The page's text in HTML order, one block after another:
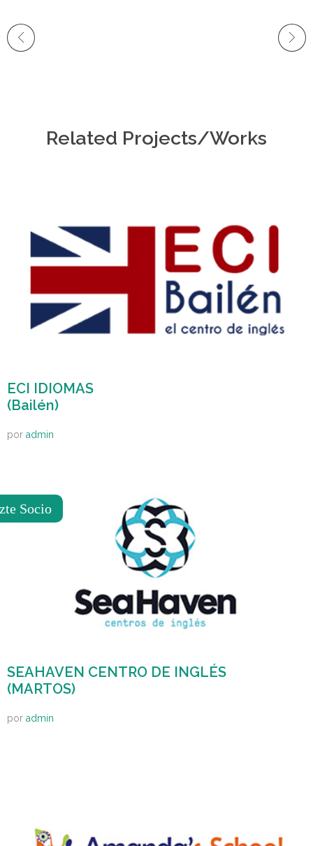
Related Projects/Works
ECI IDIOMAS
(Bailén)
por admin
SEAHAVEN CENTRO DE INGLÉS
(MARTOS)
por admin
Socio